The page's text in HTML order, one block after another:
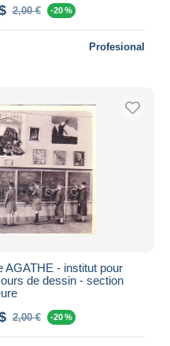
2,00 € -20 %
Profesional
AGATHE - institut pour
de dessin - section
2,00 € -20 %